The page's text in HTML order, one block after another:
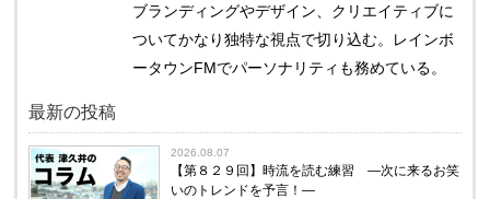
ブランディングやデザイン、クリエイティブに
ついてかなり独特な視点で切り込む。レインボ
ータウンFMでパーソナリティも務めている。
最新の投稿
2026.08.07
【第８２９回】時流を読む練習 ―次に来るお笑
いのトレンドを予言！―